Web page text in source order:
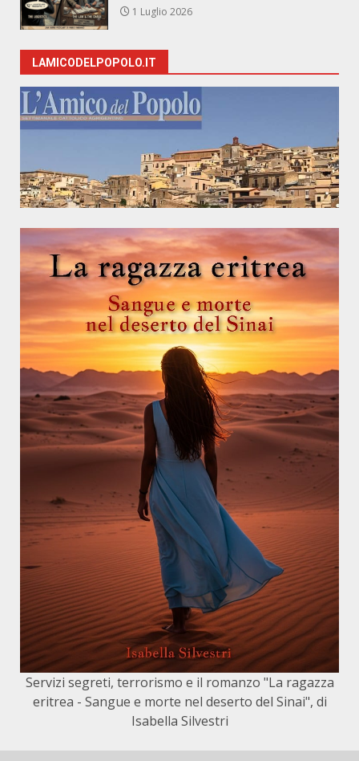
1 Luglio 2026
LAMICODELPOPOLO.IT
Servizi segreti, terrorismo e il romanzo "La ragazza
eritrea - Sangue e morte nel deserto del Sinai", di
Isabella Silvestri